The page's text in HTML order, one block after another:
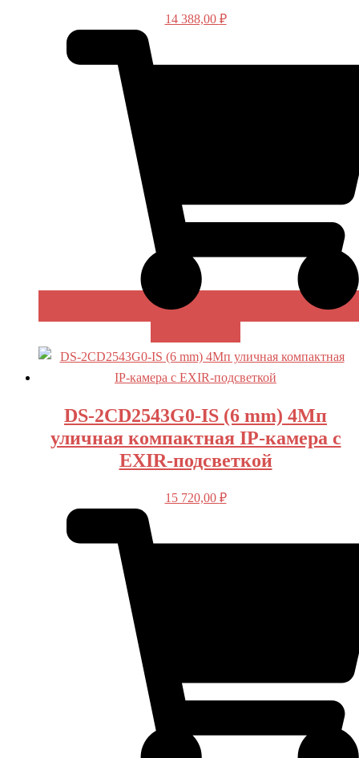
14 388,00 ₽
DS-2CD2543G0-IS (6 mm) 4Мп
уличная компактная IP-камера с
EXIR-подсветкой
15 720,00 ₽